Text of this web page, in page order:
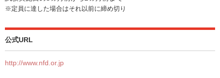
※定員に達した場合はそれ以前に締め切り
公式URL
http://www.nfd.or.jp